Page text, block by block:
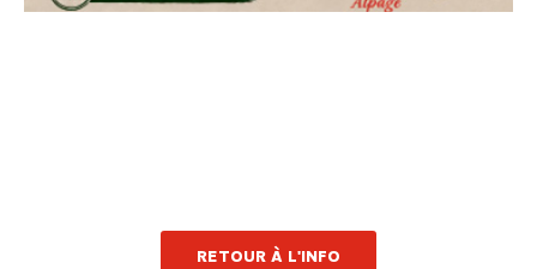
RETOUR À L'INFO